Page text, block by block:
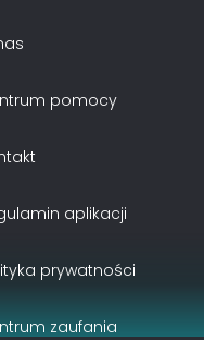
pomocy
aplikacji
prywatności
zaufania